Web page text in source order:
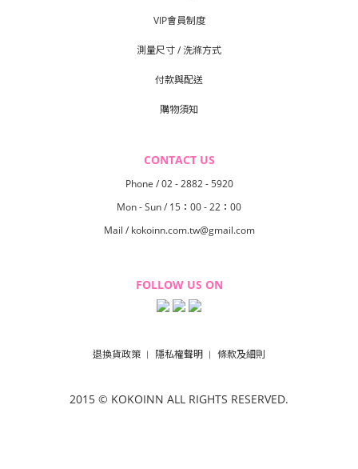
VIP會員制度
測量尺寸 / 洗滌方式
付款與配送
購物須知
CONTACT US
Phone / 02 - 2882 - 5920
Mon - Sun / 15：00 - 22：00
Mail / kokoinn.com.tw@gmail.com
FOLLOW US ON
退換貨政策 ︱ 隱私權聲明 ︱ 條款及細則
2015 © KOKOINN ALL RIGHTS RESERVED.